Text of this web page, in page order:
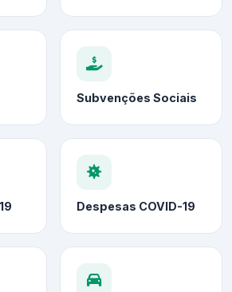
Subvenções Sociais
Despesas COVID-19